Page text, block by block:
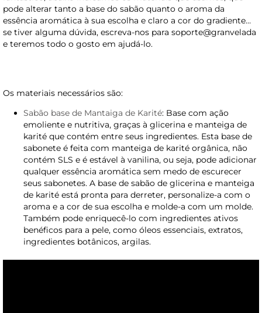
pode alterar tanto a base do sabão quanto o aroma da
essência aromática à sua escolha e claro a cor do gradiente…
se tiver alguma dúvida, escreva-nos para soporte@granvelada
e teremos todo o gosto em ajudá-lo.
Os materiais necessários são:
Sabão base de Mantaiga de Karité: Base com ação
emoliente e nutritiva, graças à glicerina e manteiga de
karité que contém entre seus ingredientes. Esta base de
sabonete é feita com manteiga de karité orgânica, não
contém SLS e é estável à vanilina, ou seja, pode adicionar
qualquer essência aromática sem medo de escurecer
seus sabonetes. A base de sabão de glicerina e manteiga
de karité está pronta para derreter, personalize-a com o
aroma e a cor de sua escolha e molde-a com um molde.
Também pode enriquecê-lo com ingredientes ativos
benéficos para a pele, como óleos essenciais, extratos,
ingredientes botânicos, argilas.